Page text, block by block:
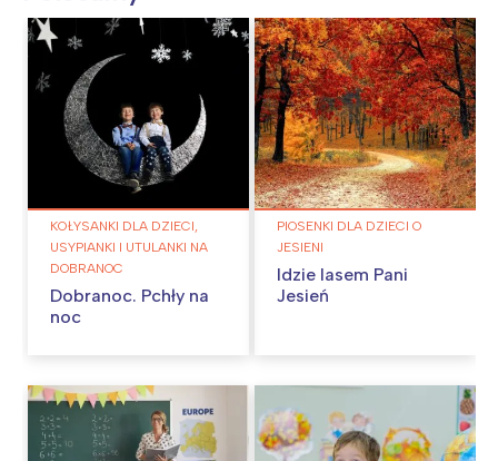
KOŁYSANKI DLA DZIECI,
USYPIANKI I UTULANKI NA
DOBRANOC
Dobranoc. Pchły na
noc
PIOSENKI DLA DZIECI O
JESIENI
Idzie lasem Pani
Jesień